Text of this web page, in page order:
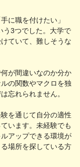
に職を付けたい」
う3つでした。大学で
ていて、難しそうな
が間違いなのか分か
の関数やマクロを独
忘れられません。
を通じて自分の適性
います。未経験でも
アップできる環境が
場所を探している方